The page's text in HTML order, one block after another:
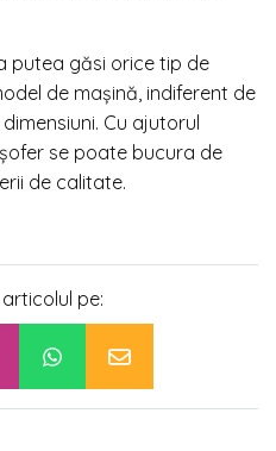
putea găsi orice tip de
de maşină, indiferent de
Cu ajutorul
se poate bucura de
de calitate.
pe: